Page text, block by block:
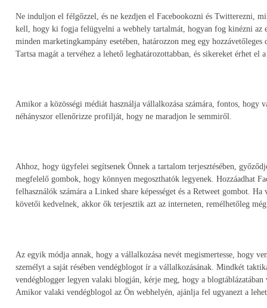
Ne induljon el félgőzzel, és ne kezdjen el Facebookozni és Twitterezni,
kell, hogy ki fogja felügyelni a webhely tartalmát, hogyan fog kinézni az
minden marketingkampány esetében, határozzon meg egy
Tartsa magát a tervéhez a lehető leghatározottabban, és sikereket érhet el
Amikor a közösségi médiát használja vállalkozása számára, fontos, hogy
néhányszor ellenőrizze profilját, hogy ne maradjon le semmiről.
Ahhoz, hogy ügyfelei segítsenek Önnek a tartalom terjesztésében,
megfelelő gombok, hogy könnyen megoszthatók legyenek. Hozzáadhat
felhasználók számára a Linked share képességet és a Retweet gombot.
követői kedvelnek, akkor ők terjesztik azt az interneten, remélhetőleg
Az egyik módja annak, hogy a vállalkozása nevét megismertesse, hogy
személyt a saját résében vendégblogot ír a vállalkozásának. Mindkét
vendégblogger legyen valaki blogján, kérje meg, hogy a
Amikor valaki vendégblogol az Ön webhelyén, ajánlja fel ugyanezt a